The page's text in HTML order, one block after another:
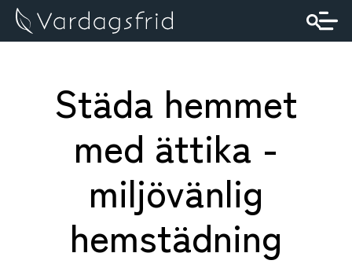
Städa hemmet
med ättika -
miljövänlig
hemstädning